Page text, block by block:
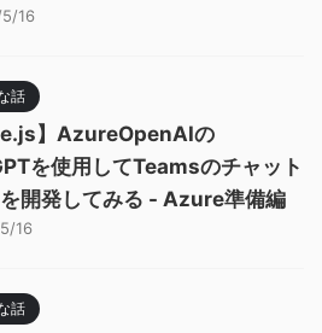
16
話
】AzureOpenAIの
を使用してTeamsのチャット
開発してみる - Azure準備編
16
話